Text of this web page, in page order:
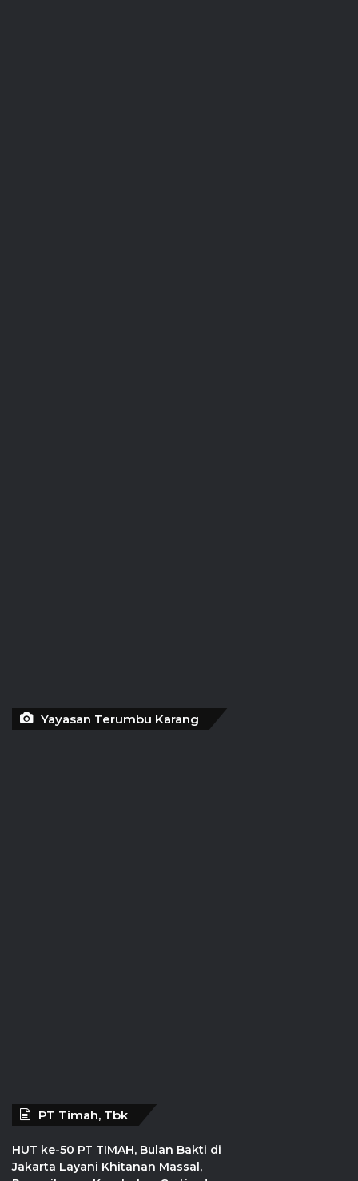
Yayasan Terumbu Karang
PT Timah, Tbk
HUT ke-50 PT TIMAH, Bulan Bakti di
Jakarta Layani Khitanan Massal,